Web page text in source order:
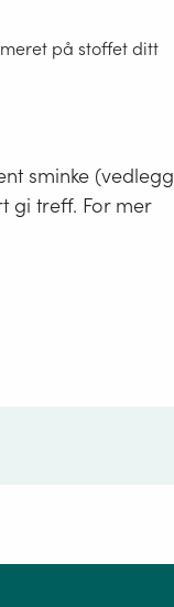
på stoffet ditt
sminke (vedlegg
gi treff. For mer